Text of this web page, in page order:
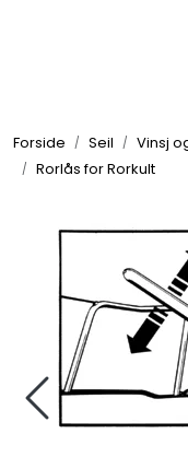
Forside Seil Vinsj
Rorlås for Rorkult
Elektrisk
Bygg/
Komfort
VVS
Motor/Styring